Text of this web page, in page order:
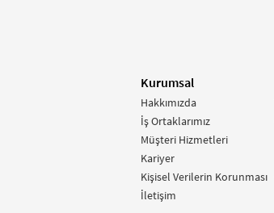
Kurumsal
Hakkımızda
İş Ortaklarımız
Müşteri Hizmetleri
Kariyer
Kişisel Verilerin Korunması
İletişim